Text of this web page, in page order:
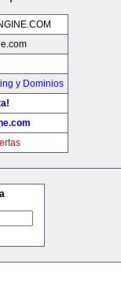
y Dominios